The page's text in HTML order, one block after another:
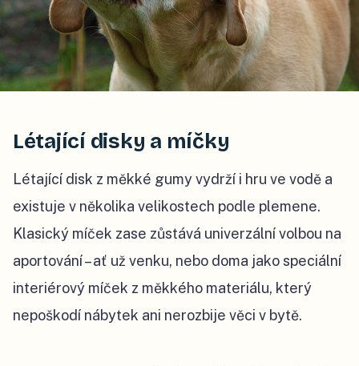
Létající disky a míčky
Létající disk z měkké gumy vydrží i hru ve vodě a
existuje v několika velikostech podle plemene.
Klasický míček zase zůstává univerzální volbou na
aportování – ať už venku, nebo doma jako speciální
interiérový míček z měkkého materiálu, který
nepoškodí nábytek ani nerozbije věci v bytě.